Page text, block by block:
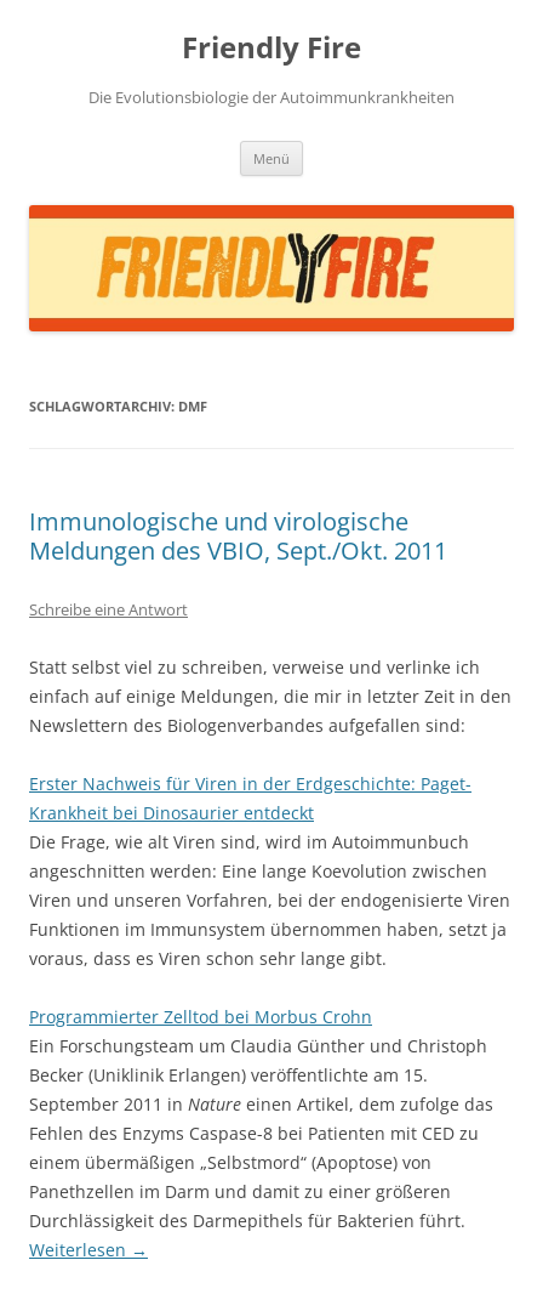
Friendly Fire
Die Evolutionsbiologie der Autoimmunkrankheiten
Menü
SCHLAGWORTARCHIV: DMF
Immunologische und virologische
Meldungen des VBIO, Sept./Okt. 2011
Schreibe eine Antwort
Statt selbst viel zu schreiben, verweise und verlinke ich
einfach auf einige Meldungen, die mir in letzter Zeit in den
Newslettern des Biologenverbandes aufgefallen sind:
Erster Nachweis für Viren in der Erdgeschichte: Paget-
Krankheit bei Dinosaurier entdeckt
Die Frage, wie alt Viren sind, wird im Autoimmunbuch
angeschnitten werden: Eine lange Koevolution zwischen
Viren und unseren Vorfahren, bei der endogenisierte Viren
Funktionen im Immunsystem übernommen haben, setzt ja
voraus, dass es Viren schon sehr lange gibt.
Programmierter Zelltod bei Morbus Crohn
Ein Forschungsteam um Claudia Günther und Christoph
Becker (Uniklinik Erlangen) veröffentlichte am 15.
September 2011 in Nature einen Artikel, dem zufolge das
Fehlen des Enzyms Caspase-8 bei Patienten mit CED zu
einem übermäßigen „Selbstmord“ (Apoptose) von
Panethzellen im Darm und damit zu einer größeren
Durchlässigkeit des Darmepithels für Bakterien führt.
Weiterlesen →